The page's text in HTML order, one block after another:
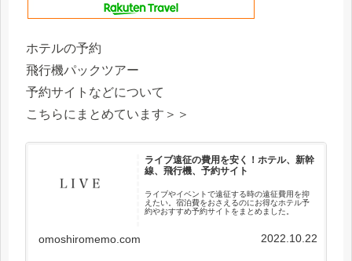
ホテルの予約
飛行機パックツアー
予約サイトなどについて
こちらにまとめています＞＞
ライブ遠征の費用を安く！ホテル、新幹
線、飛行機、予約サイト
ライブやイベントで遠征する時の遠征費用を抑
えたい。宿泊費をおさえるのにお得なホテル予
約やおすすめ予約サイトをまとめました。
omoshiromemo.com 2022.10.22